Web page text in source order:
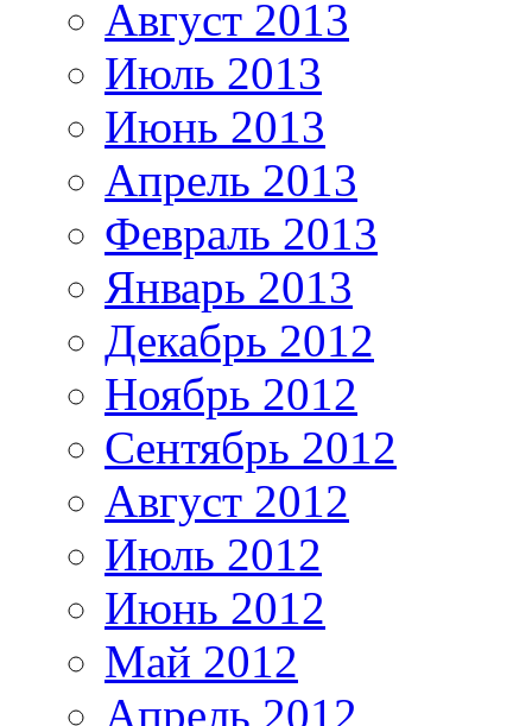
Август 2013
Июль 2013
Июнь 2013
Апрель 2013
Февраль 2013
Январь 2013
Декабрь 2012
Ноябрь 2012
Сентябрь 2012
Август 2012
Июль 2012
Июнь 2012
Май 2012
Апрель 2012